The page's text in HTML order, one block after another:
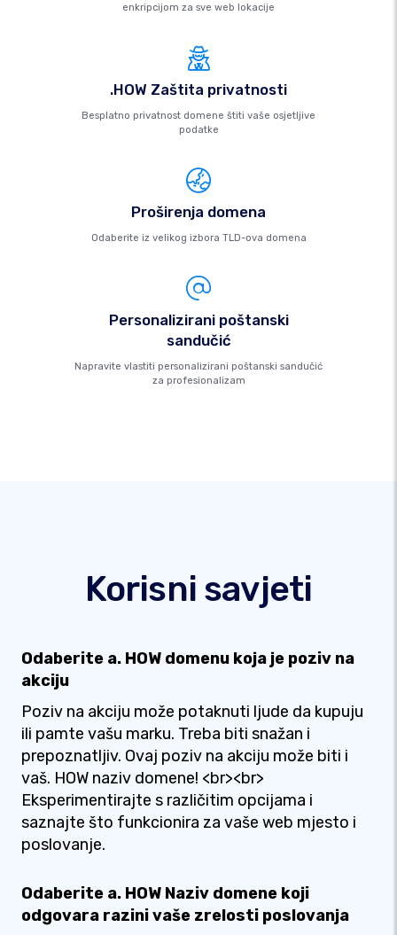
enkripcijom za sve web lokacije
.HOW Zaštita privatnosti
Besplatno privatnost domene štiti vaše osjetljive
podatke
Proširenja domena
Odaberite iz velikog izbora TLD-ova domena
Personalizirani poštanski
sandučić
Napravite vlastiti personalizirani poštanski sandučić
za profesionalizam
Korisni savjeti
Odaberite a. HOW domenu koja je poziv na
akciju
Poziv na akciju može potaknuti ljude da kupuju
ili pamte vašu marku. Treba biti snažan i
prepoznatljiv. Ovaj poziv na akciju može biti i
vaš. HOW naziv domene! <br><br>
Eksperimentirajte s različitim opcijama i
saznajte što funkcionira za vaše web mjesto i
poslovanje.
Odaberite a. HOW Naziv domene koji
odgovara razini vaše zrelosti poslovanja